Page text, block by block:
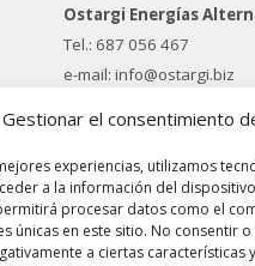
Gestionar el consentimiento
experiencias, utilizamos
a la información del
procesar datos como el
únicas en este sitio. No consentir
a ciertas características
Ostargi Energías
Tel.: 687 056 467
e-mail: info@ostargi.biz